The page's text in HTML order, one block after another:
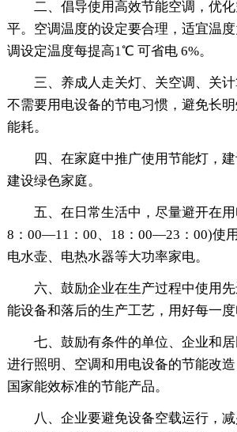
二、倡导使用高效节能空调，优
平。空调温度的设定要合理，适宜温
调设定温度每提高1℃ 可省电 6%。
三、养成人走关灯、关空调、关
不需要用电设备的节电习惯，避免长
能耗。
四、在家庭中推广使用节能灯，
建设绿色家庭。
五、在日常生活中，尽量避开在
8：00—11：00、18：00—23：00)使用
电水壶、电热水器等大功率家电。
六、鼓励企业在生产过程中使用
能设备和落后的生产工艺，用好每一度
七、鼓励有条件的单位、企业和
进行照明、空调和用电设备的节能改
国家能效标准的节能产品。
八、企业要避免设备空载运行，